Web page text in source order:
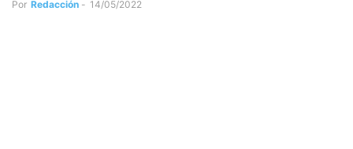
Por Redacción - 14/05/2022